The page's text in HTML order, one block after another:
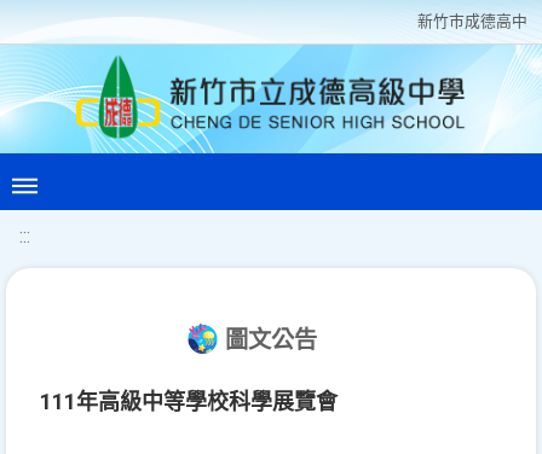
新竹巿成德高中
:::
圖文公告
111年高級中等學校科學展覽會